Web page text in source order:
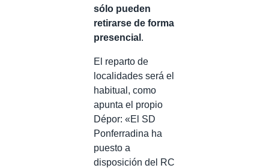
sólo pueden
retirarse de forma
presencial .
El reparto de
localidades será el
habitual, como
apunta el propio
Dépor: «El SD
Ponferradina ha
puesto a
disposición del RC